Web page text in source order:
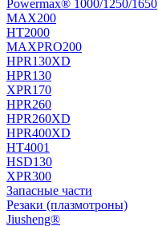
Powermax® 1000/1250/1650
MAX200
HT2000
MAXPRO200
HPR130XD
HPR130
XPR170
HPR260
HPR260XD
HPR400XD
HT4001
HSD130
XPR300
Запасные части
Резаки (плазмотроны)
Jiusheng®